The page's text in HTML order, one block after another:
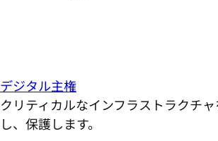
デジタル主権
クリティカルなインフラストラクチ
し、保護します。